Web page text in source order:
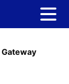
Gateway